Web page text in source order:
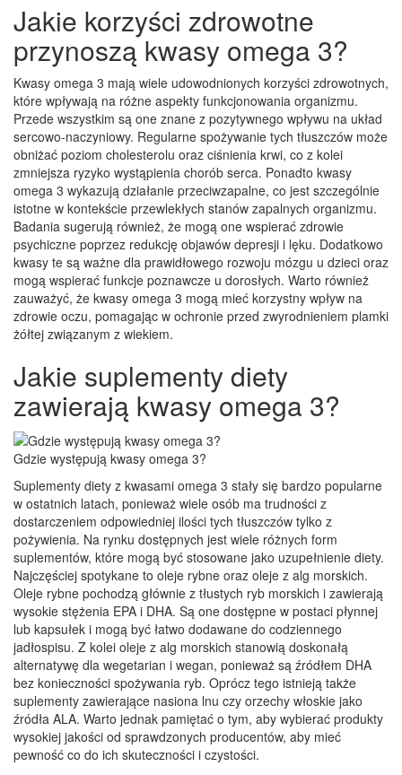
Jakie korzyści zdrowotne
przynoszą kwasy omega 3?
Kwasy omega 3 mają wiele udowodnionych korzyści zdrowotnych,
które wpływają na różne aspekty funkcjonowania organizmu.
Przede wszystkim są one znane z pozytywnego wpływu na układ
sercowo-naczyniowy. Regularne spożywanie tych tłuszczów może
obniżać poziom cholesterolu oraz ciśnienia krwi, co z kolei
zmniejsza ryzyko wystąpienia chorób serca. Ponadto kwasy
omega 3 wykazują działanie przeciwzapalne, co jest szczególnie
istotne w kontekście przewlekłych stanów zapalnych organizmu.
Badania sugerują również, że mogą one wspierać zdrowie
psychiczne poprzez redukcję objawów depresji i lęku. Dodatkowo
kwasy te są ważne dla prawidłowego rozwoju mózgu u dzieci oraz
mogą wspierać funkcje poznawcze u dorosłych. Warto również
zauważyć, że kwasy omega 3 mogą mieć korzystny wpływ na
zdrowie oczu, pomagając w ochronie przed zwyrodnieniem plamki
żółtej związanym z wiekiem.
Jakie suplementy diety
zawierają kwasy omega 3?
Gdzie występują kwasy omega 3?
Suplementy diety z kwasami omega 3 stały się bardzo popularne
w ostatnich latach, ponieważ wiele osób ma trudności z
dostarczeniem odpowiedniej ilości tych tłuszczów tylko z
pożywienia. Na rynku dostępnych jest wiele różnych form
suplementów, które mogą być stosowane jako uzupełnienie diety.
Najczęściej spotykane to oleje rybne oraz oleje z alg morskich.
Oleje rybne pochodzą głównie z tłustych ryb morskich i zawierają
wysokie stężenia EPA i DHA. Są one dostępne w postaci płynnej
lub kapsułek i mogą być łatwo dodawane do codziennego
jadłospisu. Z kolei oleje z alg morskich stanowią doskonałą
alternatywę dla wegetarian i wegan, ponieważ są źródłem DHA
bez konieczności spożywania ryb. Oprócz tego istnieją także
suplementy zawierające nasiona lnu czy orzechy włoskie jako
źródła ALA. Warto jednak pamiętać o tym, aby wybierać produkty
wysokiej jakości od sprawdzonych producentów, aby mieć
pewność co do ich skuteczności i czystości.